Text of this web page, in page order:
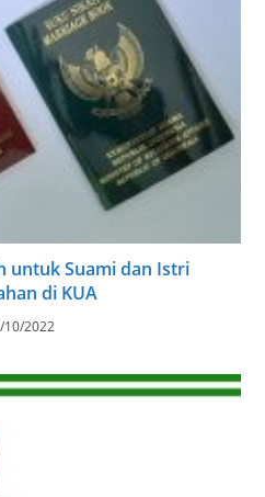
untuk Suami dan Istri
di KUA
10/2022